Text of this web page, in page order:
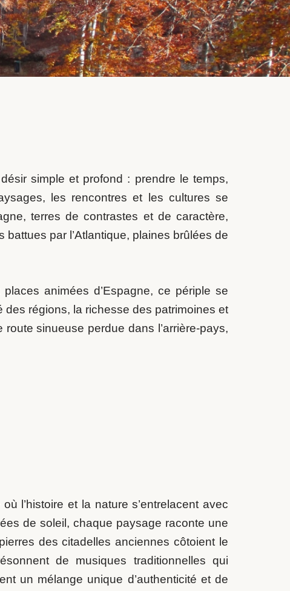
simple et profond : prendre le temps,
les rencontres et les cultures se
terres de contrastes et de caractère,
par l’Atlantique, plaines brûlées de
animées d’Espagne, ce périple se
régions, la richesse des patrimoines et
route sinueuse perdue dans l’arrière-pays,
l’histoire et la nature s’entrelacent avec
de soleil, chaque paysage raconte une
des citadelles anciennes côtoient le
de musiques traditionnelles qui
un mélange unique d’authenticité et de